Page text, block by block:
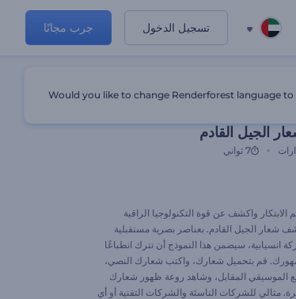
تسجيل الدخول جرب مجانًا
الجيل القادم
7 ثواني
الابتكار واكشف عن قوة التكنولوجيا الراقية
شعار الجيل القادم. بعناصر بصرية مستقبلية
انسيابية، سيضمن هذا النموذج أن تترك انطباعًا
قم بتحميل شعارك، واكتب شعارك النصي،
الموسيقي المقابل، وشاهد روعة ظهور شعارك
مثالي للشركات الناسئة والشركات التقنية أو أي
Would you like to change Renderforest language to